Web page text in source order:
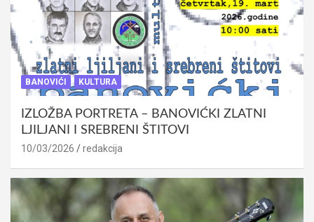
BANOVIĆI KULTURA
IZLOŽBA PORTRETA – BANOVIĆKI ZLATNI
LJILJANI I SREBRENI ŠTITOVI
10/03/2026 redakcija